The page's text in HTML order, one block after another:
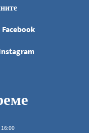
16:00